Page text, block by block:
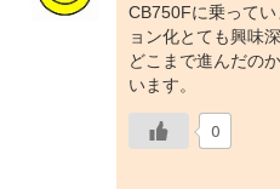
CB750Fに乗って
ョン化とても興味深
どこまで進んだの
います。
0